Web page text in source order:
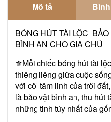
Mô tả
BÓNG HÚT TÀI LỘC
BÌNH AN CHO GIA CHỦ
⚜️Mỗi chiếc bóng hút tài
thiêng liêng giữa cuộc
với cõi tâm linh của trời
là bảo vật bình an, thu hút
những tinh túy nhất của